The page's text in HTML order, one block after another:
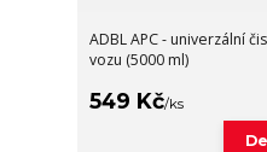
ADBL APC - univerzální
vozu (5000 ml)
549 Kč/ks